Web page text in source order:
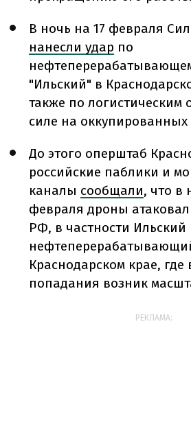
В ночь на 17 февраля
нанесли удар по
"Ильский" в
также по логистическим
силе на оккупированных
До этого оперштаб
российские паблики и
каналы сообщали, что в
февраля дроны
РФ, в частности Ильский
Краснодарском крае, где
попадания возник
РЕКЛАМА: